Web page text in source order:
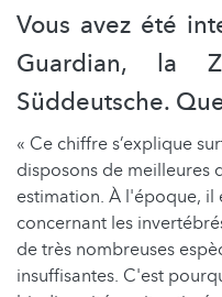
Vous avez été
Guardian, la
Süddeutsche.
« Ce chiffre s’explique
disposons de meilleures
estimation. À l'époque, il
concernant les
de très nombreuses
insuffisantes. C'est